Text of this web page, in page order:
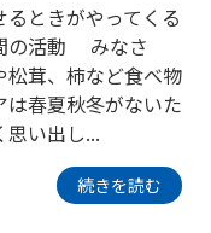
ときがやってくる
の活動 みなさ
茸、柿など食べ物
春夏秋冬がないた
い出し...
続きを読む